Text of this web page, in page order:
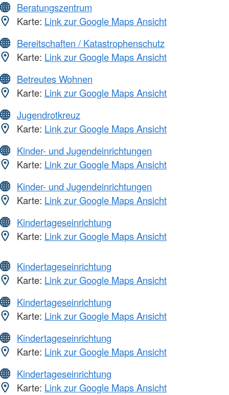
Beratungszentrum
Karte: Link zur Google Maps Ansicht
Bereitschaften / Katastrophenschutz
Karte: Link zur Google Maps Ansicht
Betreutes Wohnen
Karte: Link zur Google Maps Ansicht
Jugendrotkreuz
Karte: Link zur Google Maps Ansicht
Kinder- und Jugendeinrichtungen
Karte: Link zur Google Maps Ansicht
Kinder- und Jugendeinrichtungen
Karte: Link zur Google Maps Ansicht
Kindertageseinrichtung
Karte: Link zur Google Maps Ansicht
Kindertageseinrichtung
Karte: Link zur Google Maps Ansicht
Kindertageseinrichtung
Karte: Link zur Google Maps Ansicht
Kindertageseinrichtung
Karte: Link zur Google Maps Ansicht
Kindertageseinrichtung
Karte: Link zur Google Maps Ansicht